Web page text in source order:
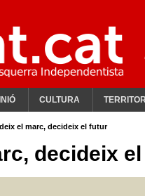
CULTURA TERRITORI
el marc, decideix el futur
decideix